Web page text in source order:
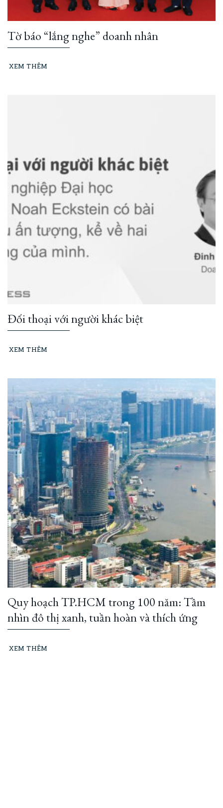
Tờ báo “lắng nghe” doanh nhân
XEM THÊM
Đối thoại với người khác biệt
XEM THÊM
Quy hoạch TP.HCM trong 100 năm: Tầm
nhìn đô thị xanh, tuần hoàn và thích ứng
XEM THÊM